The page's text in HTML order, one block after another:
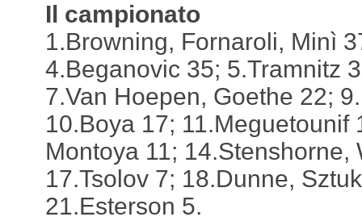
Il campionato
1.Browning, Fornaroli, Minì
4.Beganovic 35; 5.Tramnitz
7.Van Hoepen, Goethe 22;
10.Boya 17; 11.Meguetounif
Montoya 11; 14.Stenshorne,
17.Tsolov 7; 18.Dunne,
21.Esterson 5.